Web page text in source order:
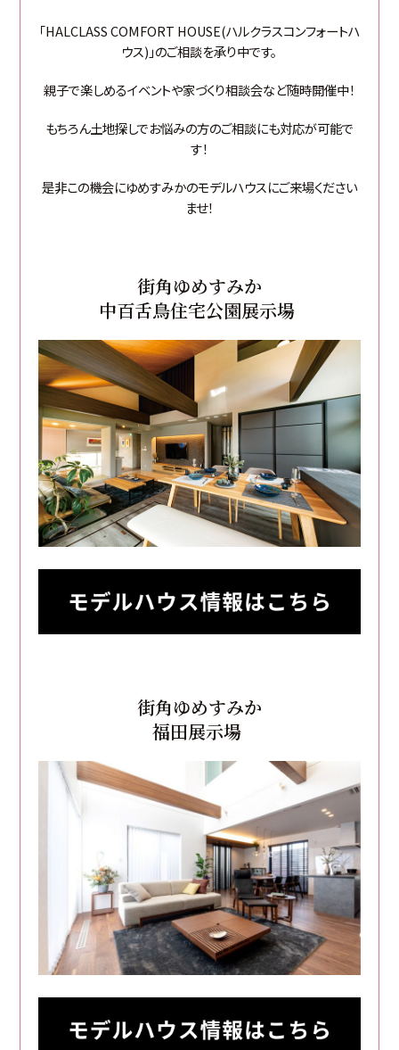
「HALCLASS COMFORT HOUSE(ハルクラスコンフォートハ
ウス)」のご相談を承り中です。
親子で楽しめるイベントや家づくり相談会など随時開催中！
もちろん土地探しでお悩みの方のご相談にも対応が可能で
す！
是非この機会にゆめすみかのモデルハウスにご来場ください
ませ！
街角ゆめすみか
中百舌鳥住宅公園展示場
街角ゆめすみか
福田展示場